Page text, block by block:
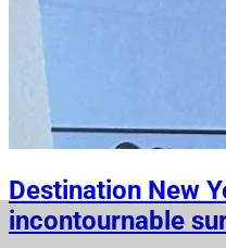
Destination New
incontournable